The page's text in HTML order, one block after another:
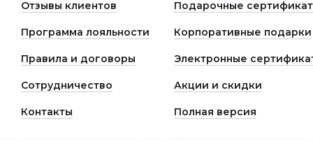
Отзывы клиентов Подарочные
Программа лояльности Корпоративные подарки
Правила и договоры Электронные
Сотрудничество Акции и скидки
Контакты Полная версия